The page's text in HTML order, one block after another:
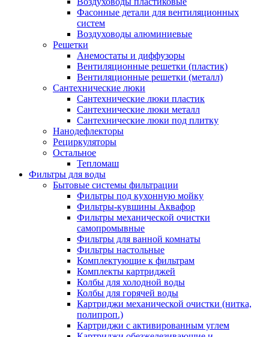
Фасонные детали для вентиляционных
систем
Воздуховоды алюминиевые
Решетки
Анемостаты и диффузоры
Вентиляционные решетки (пластик)
Вентиляционные решетки (металл)
Сантехнические люки
Сантехнические люки пластик
Сантехнические люки металл
Сантехнические люки под плитку
Нанодефлекторы
Рециркуляторы
Остальное
Тепломаш
Фильтры для воды
Бытовые системы фильтрации
Фильтры под кухонную мойку
Фильтры-кувшины Аквафор
Фильтры механической очистки
самопромывные
Фильтры для ванной комнаты
Фильтры настольные
Комплектующие к фильтрам
Комплекты картриджей
Колбы для холодной воды
Колбы для горячей воды
Картриджи механической очистки (нитка,
полипроп.)
Картриджи с активированным углем